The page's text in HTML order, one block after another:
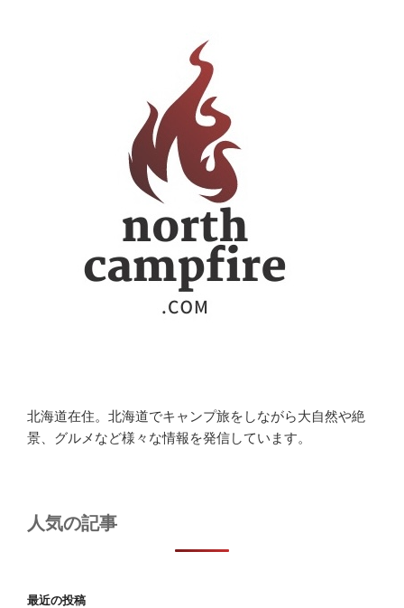
北海道在住。北海道でキャンプ旅をしながら大自然や絶
景、グルメなど様々な情報を発信しています。
人気の記事
最近の投稿